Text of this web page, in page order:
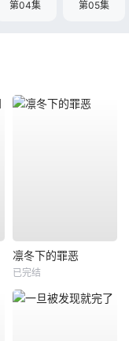
第04集 第05集
凛冬下的罪恶
已完结